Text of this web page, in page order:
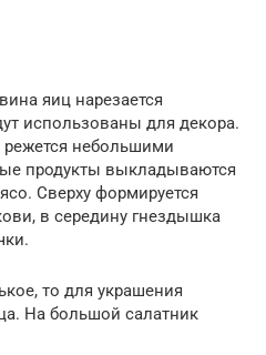
яиц нарезается
использованы для декора.
режется небольшими
продукты выкладываются
Сверху формируется
в середину гнездышка
то для украшения
На большой салатник